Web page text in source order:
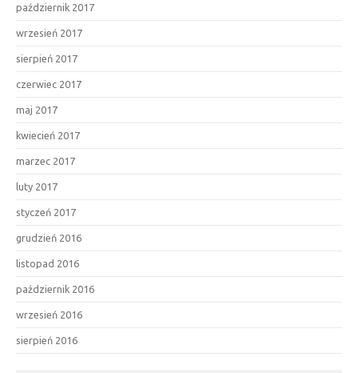
październik 2017
wrzesień 2017
sierpień 2017
czerwiec 2017
maj 2017
kwiecień 2017
marzec 2017
luty 2017
styczeń 2017
grudzień 2016
listopad 2016
październik 2016
wrzesień 2016
sierpień 2016